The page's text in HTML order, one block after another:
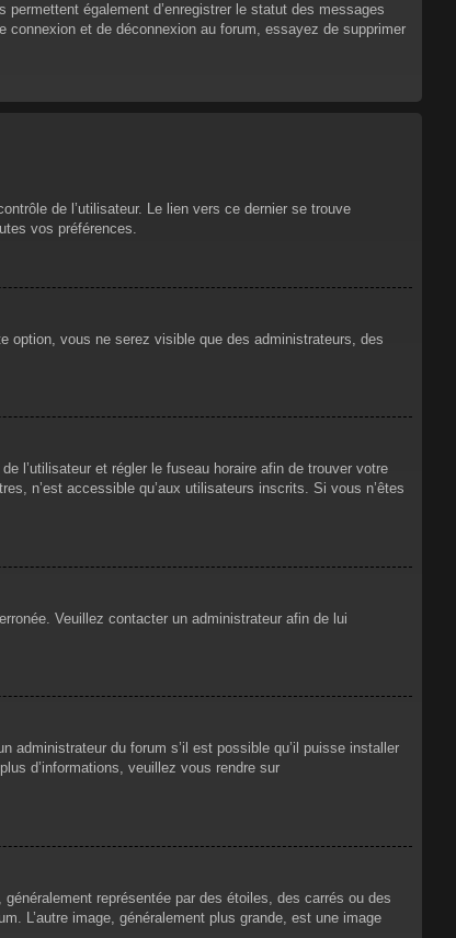
également d’enregistrer le statut des messages
et de déconnexion au forum, essayez de supprimer
de l’utilisateur. Le lien vers ce dernier se trouve
vos préférences.
option, vous ne serez visible que des administrateurs, des
l’utilisateur et régler le fuseau horaire afin de trouver votre
n’est accessible qu’aux utilisateurs inscrits. Si vous n’êtes
Veuillez contacter un administrateur afin de lui
administrateur du forum s’il est possible qu’il puisse installer
d’informations, veuillez vous rendre sur
représentée par des étoiles, des carrés ou des
L’autre image, généralement plus grande, est une image